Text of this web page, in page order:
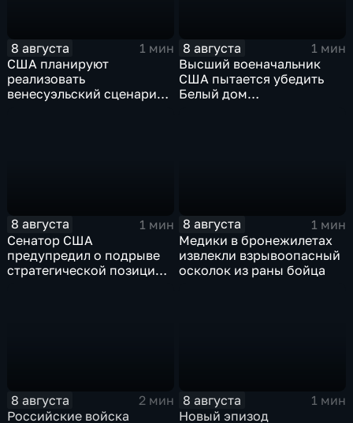
8 августа
1 мин
США планируют
реализовать
венесуэльский сценарий
8 августа
1 мин
Высший военачальник
США пытается убедить
Белый дом
8 августа
1 мин
Сенатор США
предупредил о подрыве
стратегической позиции
8 августа
1 мин
Медики в бронежилетах
извлекли взрывоопасный
осколок из раны бойца
8 августа
2 мин
Российские войска
8 августа
1 мин
Новый эпизод